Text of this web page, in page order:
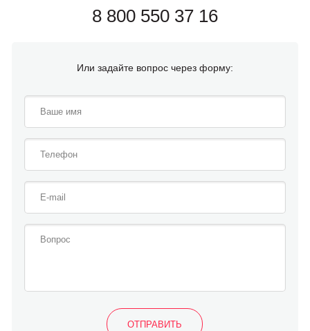
8 800 550 37 16
Или задайте вопрос через форму: